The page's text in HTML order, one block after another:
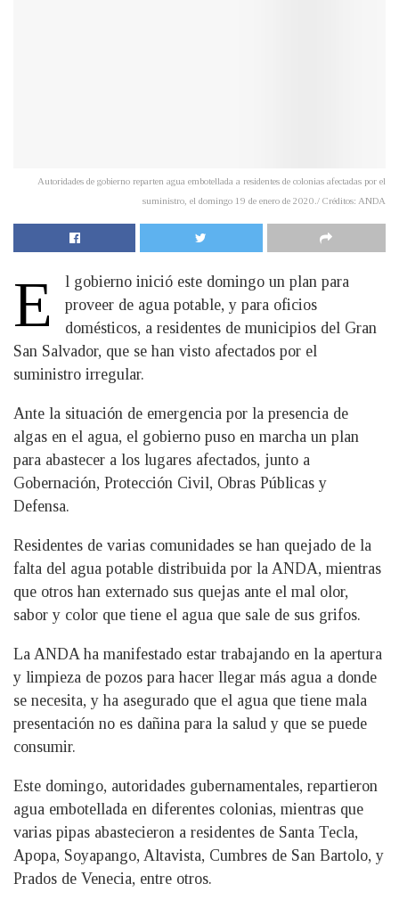
Autoridades de gobierno reparten agua embotellada a residentes de colonias afectadas por el
suministro, el domingo 19 de enero de 2020./ Créditos: ANDA
E
l gobierno inició este domingo un plan para
proveer de agua potable, y para oficios
domésticos, a residentes de municipios del Gran
San Salvador, que se han visto afectados por el
suministro irregular.
Ante la situación de emergencia por la presencia de
algas en el agua, el gobierno puso en marcha un plan
para abastecer a los lugares afectados, junto a
Gobernación, Protección Civil, Obras Públicas y
Defensa.
Residentes de varias comunidades se han quejado de la
falta del agua potable distribuida por la ANDA, mientras
que otros han externado sus quejas ante el mal olor,
sabor y color que tiene el agua que sale de sus grifos.
La ANDA ha manifestado estar trabajando en la apertura
y limpieza de pozos para hacer llegar más agua a donde
se necesita, y ha asegurado que el agua que tiene mala
presentación no es dañina para la salud y que se puede
consumir.
Este domingo, autoridades gubernamentales, repartieron
agua embotellada en diferentes colonias, mientras que
varias pipas abastecieron a residentes de Santa Tecla,
Apopa, Soyapango, Altavista, Cumbres de San Bartolo, y
Prados de Venecia, entre otros.